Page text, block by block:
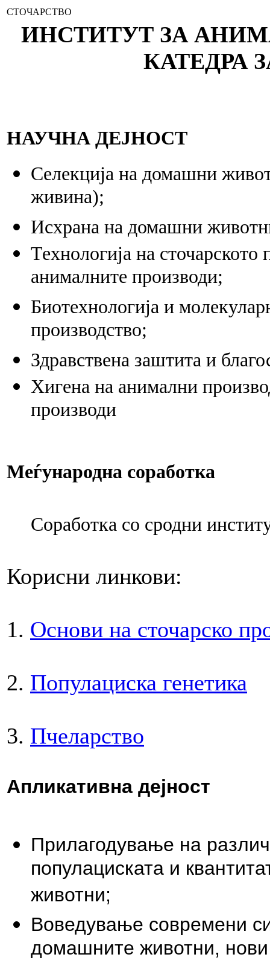
СТОЧАРСТВО
ИНСТИТУТ ЗА
КАТЕДРА
НАУЧНА ДЕЈНОСТ
Селекција на домашни
живина);
Исхрана на домашни
Технологија на
анималните производи;
Биотехнологија и
производство;
Здравствена заштита и
Хигена на анимални
производи
Меѓународна соработка
Соработка со сродни
Корисни линкови:
1. Основи на сточарско
2. Популациска генетика
3. Пчеларство
Апликативна дејност
Прилагодување на
популациската и
животни;
Воведување современи
домашните животни,